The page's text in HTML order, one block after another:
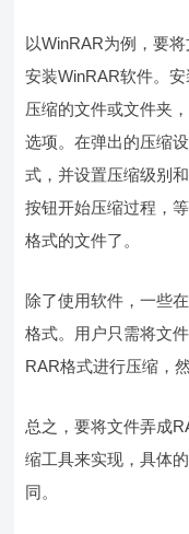
以WinRAR为例，要
安装WinRAR软件。
压缩的文件或文件夹
选项。在弹出的压缩
式，并设置压缩级别
按钮开始压缩过程，
格式的文件了。
除了使用软件，一些
格式。用户只需将文
RAR格式进行压缩，
总之，要将文件弄成
缩工具来实现，具体
同。